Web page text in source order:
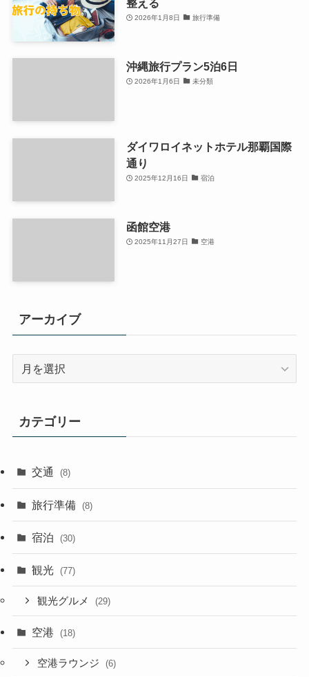
整える
2026年1月8日 旅行準備
沖縄旅行プラン5泊6日
2026年1月6日 未分類
ダイワロイネットホテル那覇国際
通り
2025年12月16日 宿泊
函館空港
2025年11月27日 空港
アーカイブ
ブ
カテゴリー
交通 (8)
旅行準備 (8)
宿泊 (30)
観光 (77)
観光グルメ (29)
空港 (18)
空港ラウンジ (6)